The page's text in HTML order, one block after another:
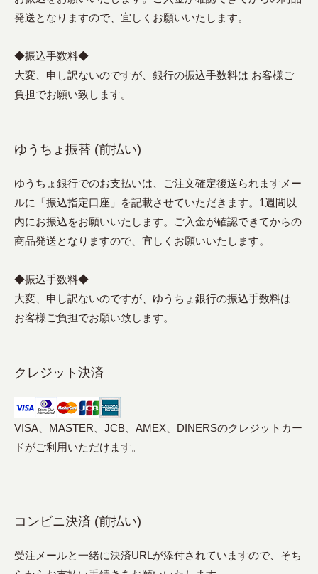
発送となりますので、宜しくお願いいたします。
◆振込手数料◆
大変、申し訳ないのですが、銀行の振込手数料は お客様ご
負担でお願い致します。
ゆうちょ振替 (前払い)
ゆうちょ銀行でのお支払いは、ご注文確定後送られますメー
ルに「振込指定口座」を記載させていただきます。1週間以
内にお振込をお願いいたします。ご入金が確認できてからの
商品発送となりますので、宜しくお願いいたします。
◆振込手数料◆
大変、申し訳ないのですが、ゆうちょ銀行の振込手数料は
お客様ご負担でお願い致します。
クレジット決済
VISA、MASTER、JCB、AMEX、DINERSのクレジットカー
ドがご利用いただけます。
コンビニ決済 (前払い)
受注メールと一緒に決済URLが添付されていますので、そち